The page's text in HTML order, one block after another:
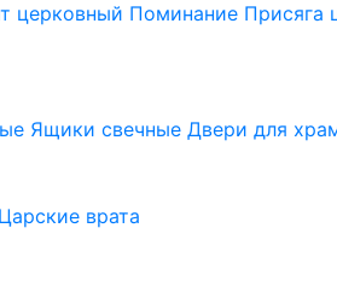
церковный Поминание Присяга
Ящики свечныеДвери для
Царские врата